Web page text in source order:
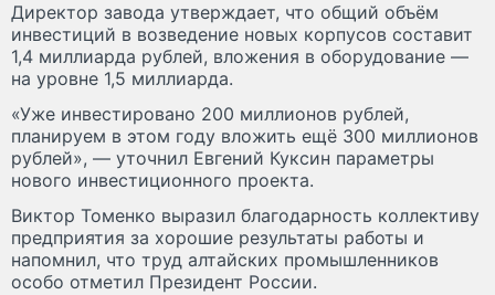
Директор завода утверждает, что общий объём
инвестиций в возведение новых корпусов составит
1,4 миллиарда рублей, вложения в оборудование —
на уровне 1,5 миллиарда.
«Уже инвестировано 200 миллионов рублей,
планируем в этом году вложить ещё 300 миллионов
рублей», — уточнил Евгений Куксин параметры
нового инвестиционного проекта.
Виктор Томенко выразил благодарность коллективу
предприятия за хорошие результаты работы и
напомнил, что труд алтайских промышленников
особо отметил Президент России.